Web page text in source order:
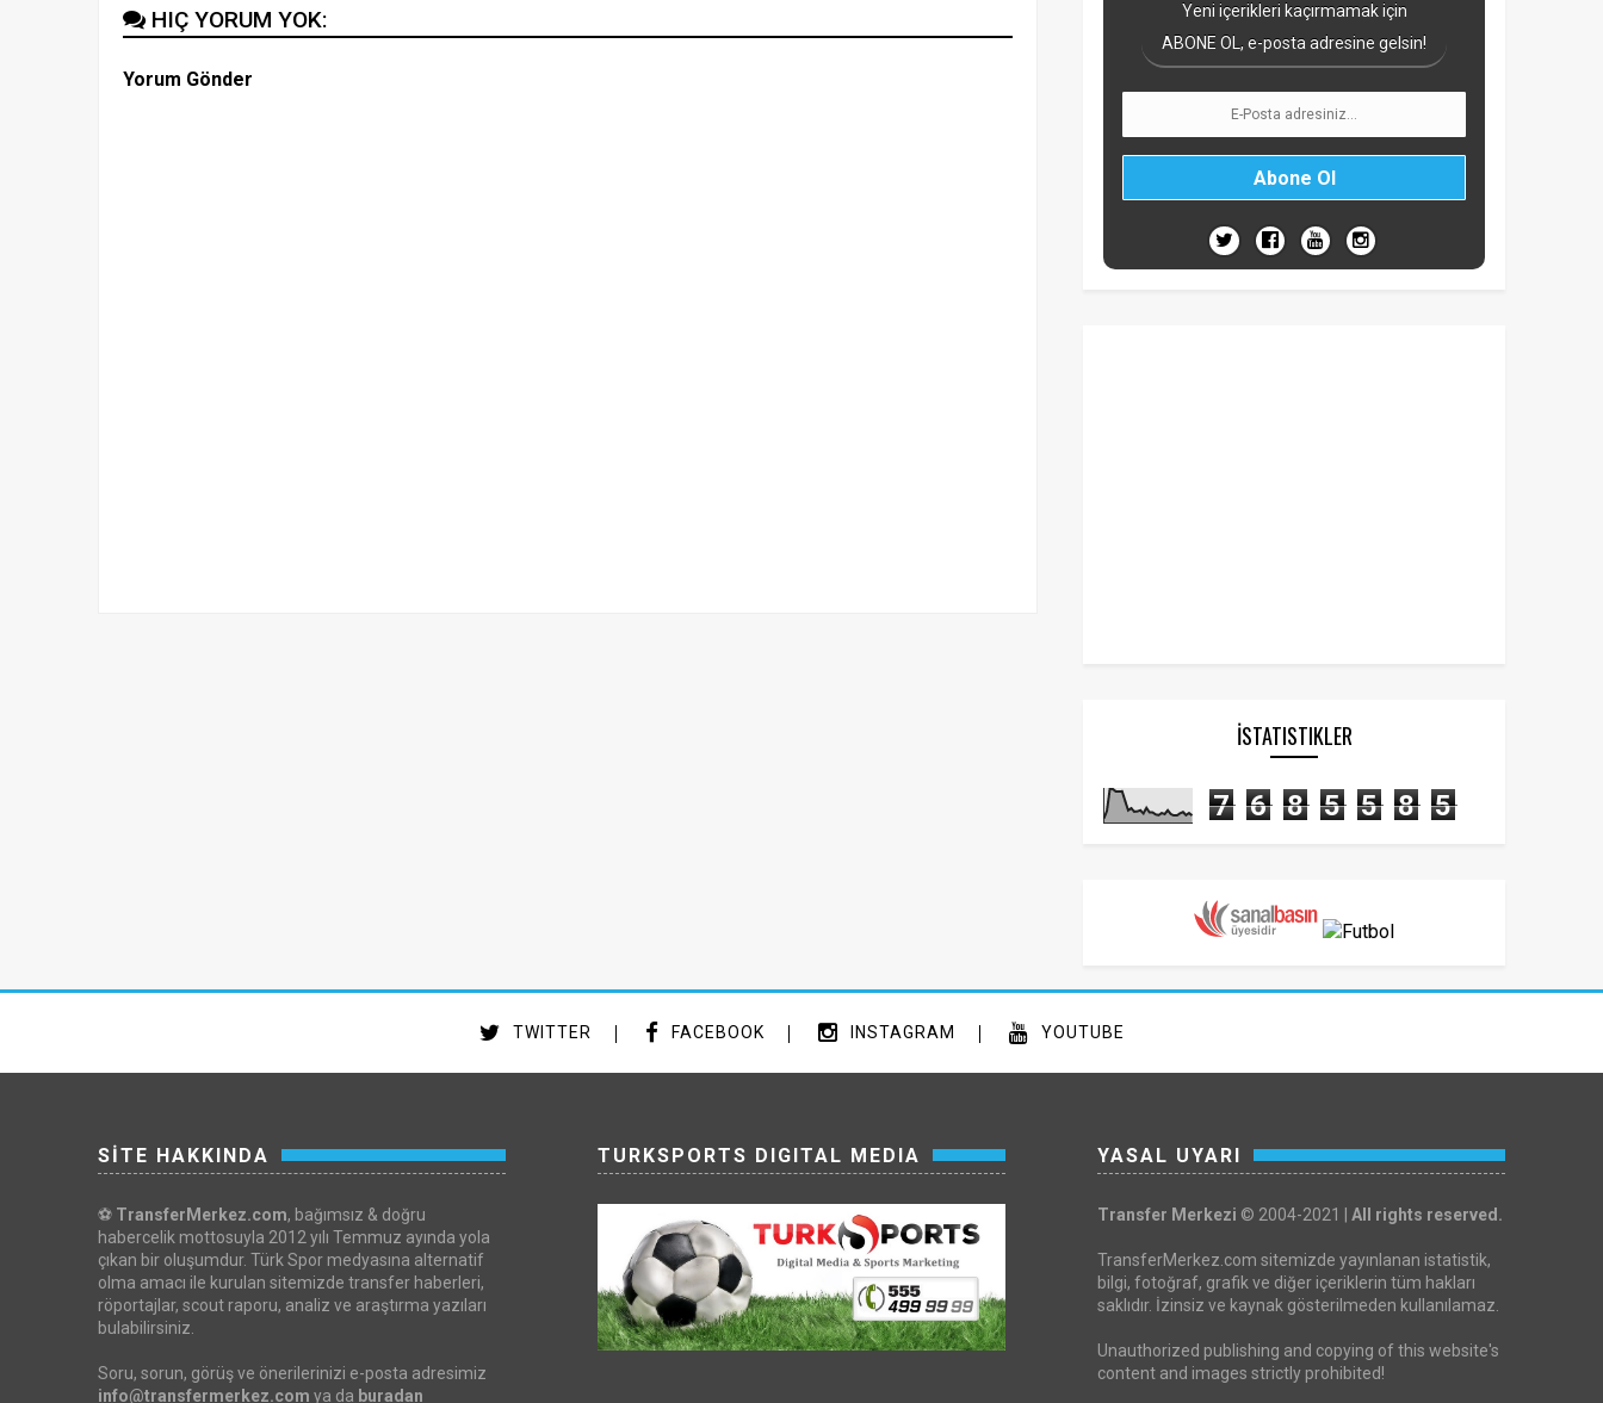
HIÇ YORUM YOK:
Yorum Gönder
Yeni içerikleri kaçırmamak için
ABONE OL, e-posta adresine gelsin!
İSTATISTIKLER
7 6 8 5 5 8 5
TWITTER FACEBOOK INSTAGRAM YOUTUBE
SİTE HAKKINDA
⚽ TransferMerkez.com, bağımsız & doğru
habercelik mottosuyla 2012 yılı Temmuz ayında yola
çıkan bir oluşumdur. Türk Spor medyasına alternatif
olma amacı ile kurulan sitemizde transfer haberleri,
röportajlar, scout raporu, analiz ve araştırma yazıları
bulabilirsiniz.
Soru, sorun, görüş ve önerilerinizi e-posta adresimiz
info@transfermerkez.com ya da buradan
TURKSPORTS DIGITAL MEDIA YASAL UYARI
Transfer Merkezi © 2004-2021 | All rights reserved.
TransferMerkez.com sitemizde yayınlanan istatistik,
bilgi, fotoğraf, grafik ve diğer içeriklerin tüm hakları
saklıdır. İzinsiz ve kaynak gösterilmeden kullanılamaz.
Unauthorized publishing and copying of this website's
content and images strictly prohibited!